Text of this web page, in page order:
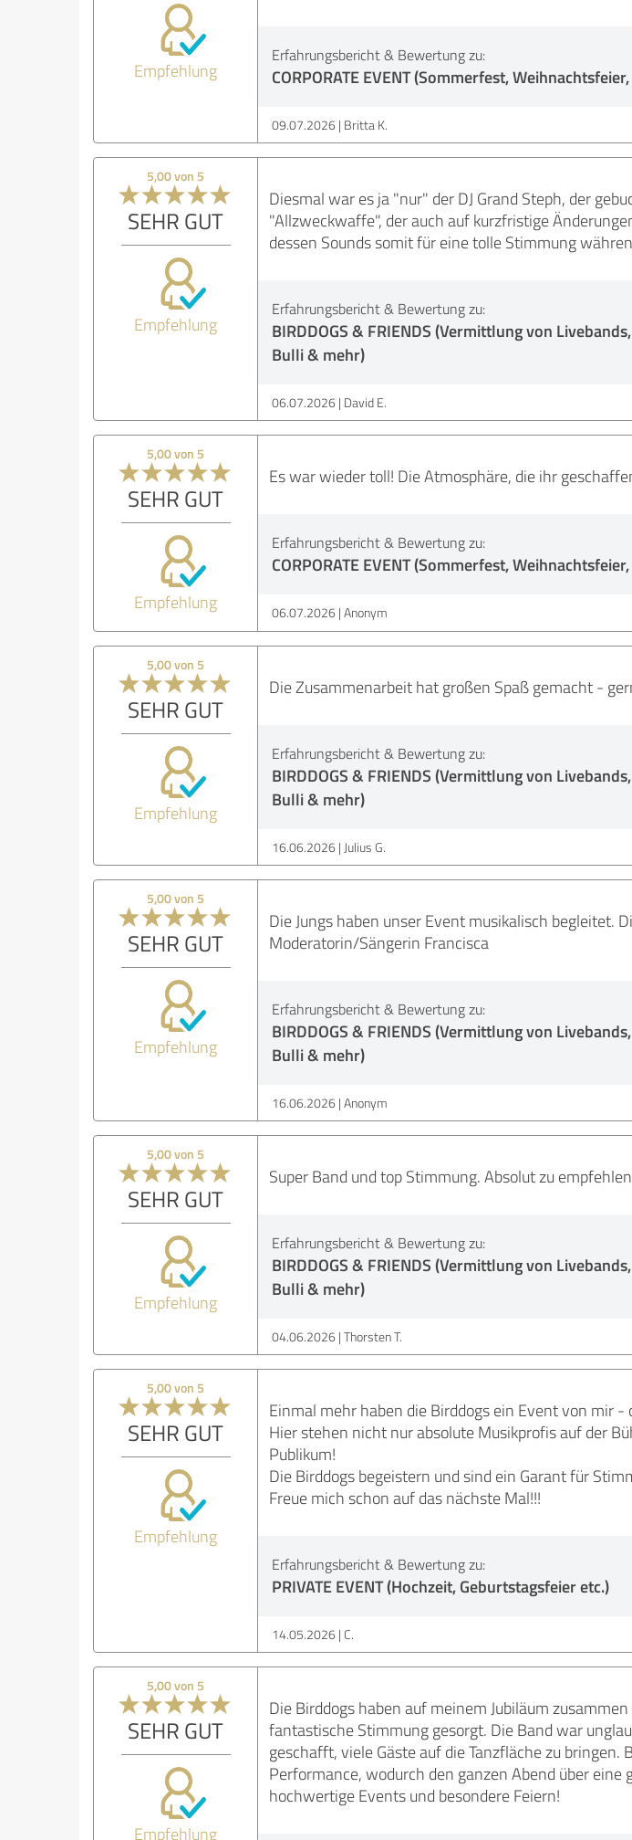
Empfehlung
Erfahrungsbericht & Bewertung zu:
CORPORATE EVENT (Sommerfest,
09.07.2026 Britta K.
5,00 von 5
SEHR GUT
Empfehlung
Diesmal war es ja "nur" der DJ Grand Steph, der
"Allzweckwaffe", der auch auf kurzfristige
dessen Sounds somit für eine tolle Stimmung
Erfahrungsbericht & Bewertung zu:
BIRDDOGS & FRIENDS (Vermittlung von
Bulli & mehr)
06.07.2026 David E.
5,00 von 5
SEHR GUT
Empfehlung
Es war wieder toll! Die Atmosphäre, die ihr
Erfahrungsbericht & Bewertung zu:
CORPORATE EVENT (Sommerfest,
06.07.2026 Anonym
5,00 von 5
SEHR GUT
Empfehlung
Die Zusammenarbeit hat großen Spaß gemacht -
Erfahrungsbericht & Bewertung zu:
BIRDDOGS & FRIENDS (Vermittlung von
Bulli & mehr)
16.06.2026 Julius G.
5,00 von 5
SEHR GUT
Empfehlung
Die Jungs haben unser Event musikalisch begleitet.
Moderatorin/Sängerin Francisca
Erfahrungsbericht & Bewertung zu:
BIRDDOGS & FRIENDS (Vermittlung von
Bulli & mehr)
16.06.2026 Anonym
5,00 von 5
SEHR GUT
Empfehlung
Super Band und top Stimmung. Absolut zu
Erfahrungsbericht & Bewertung zu:
BIRDDOGS & FRIENDS (Vermittlung von
Bulli & mehr)
04.06.2026 Thorsten T.
5,00 von 5
SEHR GUT
Empfehlung
Einmal mehr haben die Birddogs ein Event von mir
Hier stehen nicht nur absolute Musikprofis auf der
Publikum!
Die Birddogs begeistern und sind ein Garant für
Freue mich schon auf das nächste Mal!!!
Erfahrungsbericht & Bewertung zu:
PRIVATE EVENT (Hochzeit, Geburtstagsfeier etc.)
14.05.2026 C.
5,00 von 5
SEHR GUT
Empfehlung
Die Birddogs haben auf meinem Jubiläum
fantastische Stimmung gesorgt. Die Band war
geschafft, viele Gäste auf die Tanzfläche zu
Performance, wodurch den ganzen Abend über
hochwertige Events und besondere Feiern!